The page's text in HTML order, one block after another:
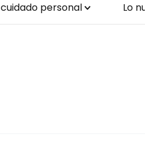
personal Lo